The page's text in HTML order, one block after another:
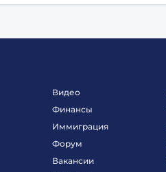
Видео
Финансы
Иммиграция
Форум
Вакансии